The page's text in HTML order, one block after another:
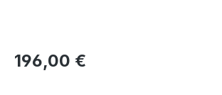
Regulärer Preis:
196,00 €